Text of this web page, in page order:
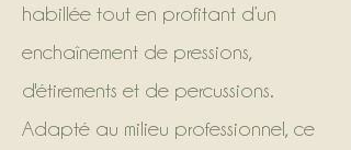
habillée tout en profitant d’un
enchaînement de pressions,
d'étirements et de percussions.
Adapté au milieu professionnel, ce